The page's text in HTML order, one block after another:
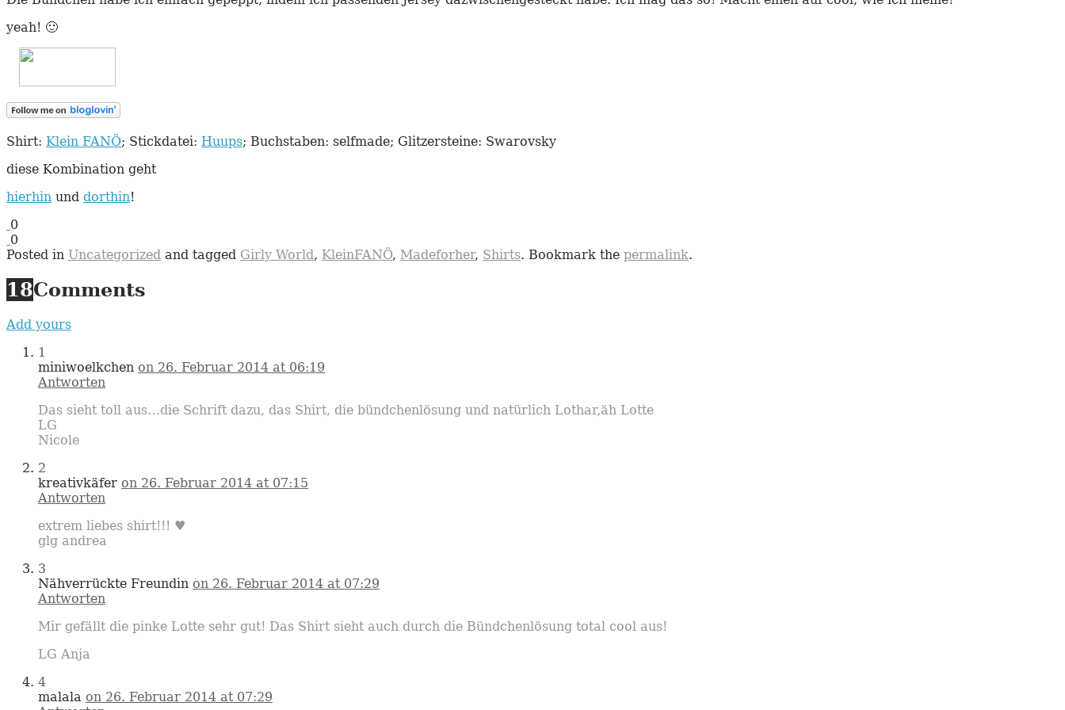
yeah! 🙂
Shirt: Klein FANÖ; Stickdatei: Huups; Buchstaben: selfmade; Glitzersteine: Swarovsky
diese Kombination geht
hierhin und dorthin!
0
0
Posted in Uncategorized and tagged Girly World, KleinFANÖ, Madeforher, Shirts. Bookmark the permalink.
18Comments
Add yours
1
miniwoelkchen on 26. Februar 2014 at 06:19
Antworten
Das sieht toll aus…die Schrift dazu, das Shirt, die bündchenlösung und natürlich Lothar,äh Lotte
LG
Nicole
2
kreativkäfer on 26. Februar 2014 at 07:15
Antworten
extrem liebes shirt!!! ♥
glg andrea
3
Nähverrückte Freundin on 26. Februar 2014 at 07:29
Antworten
Mir gefällt die pinke Lotte sehr gut! Das Shirt sieht auch durch die Bündchenlösung total cool aus!
LG Anja
4
malala on 26. Februar 2014 at 07:29